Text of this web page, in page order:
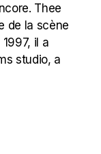
Thee
de la scène
il a
studio, a